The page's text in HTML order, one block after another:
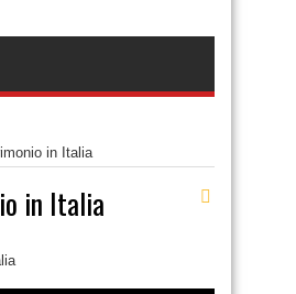
in Italia
in Italia